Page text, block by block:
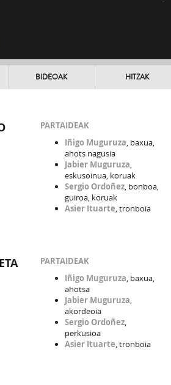
BIDEOAK HITZAK
PARTAIDEAK
Iñigo Muguruza, baxua,
ahots nagusia
Jabier Muguruza,
eskusoinua, koruak
Sergio Ordoñez, bonboa,
guiroa, koruak
Asier Ituarte, tronboia
PARTAIDEAK
Iñigo Muguruza, baxua,
ahotsa
Jabier Muguruza,
akordeoia
Sergio Ordoñez,
perkusioa
Asier Ituarte, tronboia